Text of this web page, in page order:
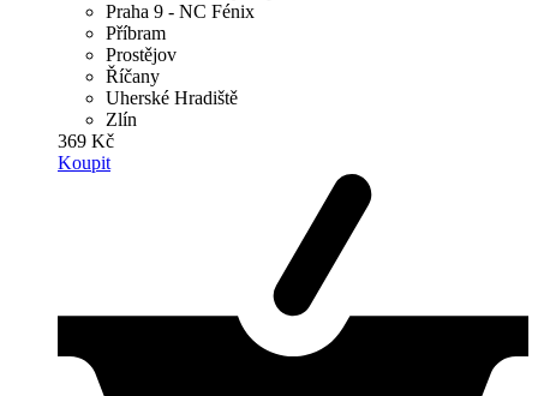
Praha 9 - NC Fénix
Příbram
Prostějov
Říčany
Uherské Hradiště
Zlín
369 Kč
Koupit